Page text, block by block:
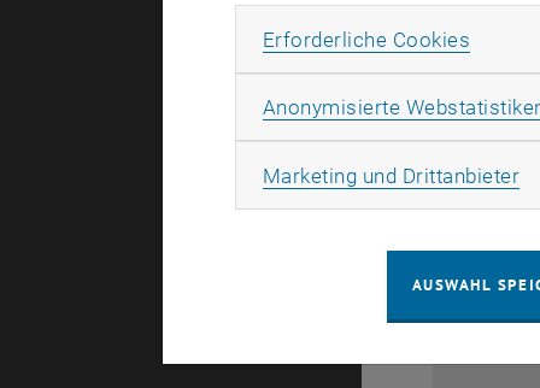
Erforderliche Cookies
Anonymisierte
Marketing und Drittanbieter
AUSWAHL